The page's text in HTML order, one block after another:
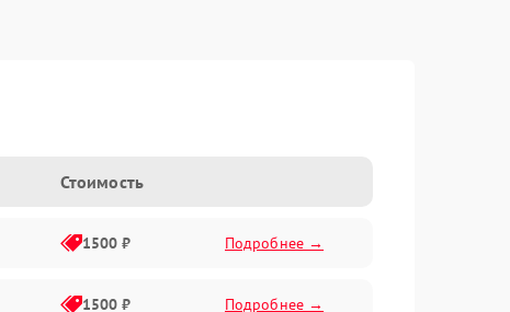
Стоимость
1500 ₽ Подробнее →
1500 ₽ Подробнее →